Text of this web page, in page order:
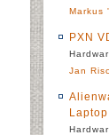
Markus
PXN
Jan
Laptop